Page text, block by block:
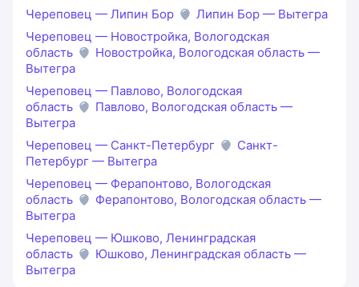
Череповец — Липин Бор
Липин Бор — Вытегра
Череповец — Новостройка, Вологодская
область
Новостройка, Вологодская область —
Вытегра
Череповец — Павлово, Вологодская
область
Павлово, Вологодская область —
Вытегра
Череповец — Санкт-Петербург
Санкт-
Петербург — Вытегра
Череповец — Ферапонтово, Вологодская
область
Ферапонтово, Вологодская область —
Вытегра
Череповец — Юшково, Ленинградская
область
Юшково, Ленинградская область —
Вытегра